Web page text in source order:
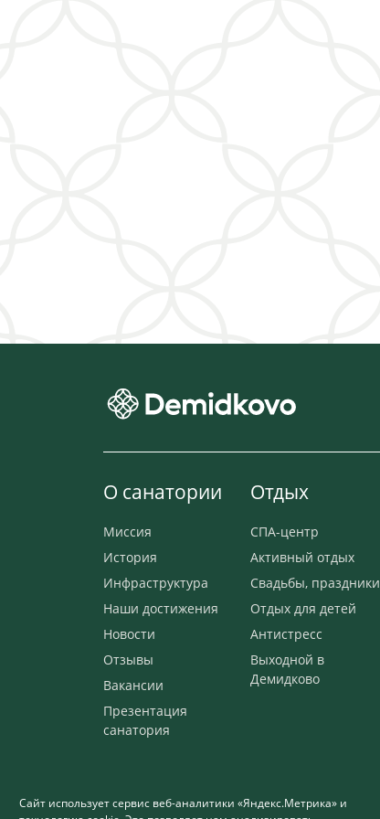
О санатории
Миссия
История
Инфраструктура
Наши достижения
Новости
Отзывы
Вакансии
Презентация
санатория
Отдых
СПА-центр
Активный отдых
Свадьбы, праздники
Отдых для детей
Антистресс
Выходной в
Демидково
Сайт использует сервис веб-аналитики «Яндекс.Метрика» и